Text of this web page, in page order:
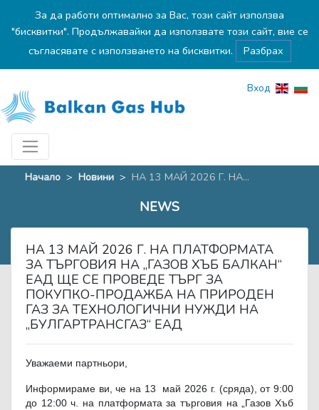
За да работи оптимално за Вас, този сайт използва
"бисквитки". Продължавайки да използвате този сайт, вие се
съгласявате с използването на бисквитки.
Разбрах
Вход
Начало > Новини > НА 13 МАЙ 2026 Г. НА...
NEWS
НА 13 МАЙ 2026 Г. НА ПЛАТФОРМАТА
ЗА ТЪРГОВИЯ НА „ГАЗОВ ХЪБ БАЛКАН“
ЕАД ЩЕ СЕ ПРОВЕДЕ ТЪРГ ЗА
ПОКУПКО-ПРОДАЖБА НА ПРИРОДЕН
ГАЗ ЗА ТЕХНОЛОГИЧНИ НУЖДИ НА
„БУЛГАРТРАНСГАЗ“ ЕАД
Уважаеми партньори,
Информираме ви, че на 13
май 2026 г. (сряда), от 9:00
до 12:00 ч. на платформата за търговия на „Газов Хъб